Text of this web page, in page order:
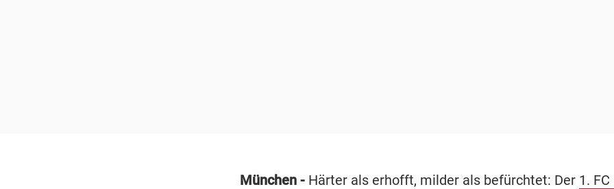
München - Härter als erhofft, milder als befürchtet: Der 1.